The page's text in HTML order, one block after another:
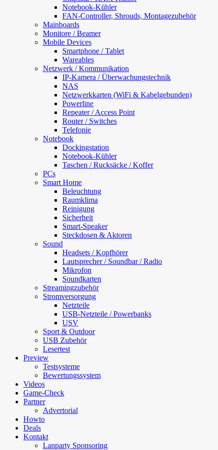
Notebook-Kühler
FAN-Controller, Shrouds, Montagezubehör
Mainboards
Monitore / Beamer
Mobile Devices
Smartphone / Tablet
Wareables
Netzwerk / Kommunikation
IP-Kamera / Überwachungstechnik
NAS
Netzwerkkarten (WiFi & Kabelgebunden)
Powerline
Repeater / Access Point
Router / Switches
Telefonie
Notebook
Dockingstation
Notebook-Kühler
Taschen / Rucksäcke / Koffer
PCs
Smart Home
Beleuchtung
Raumklima
Reinigung
Sicherheit
Smart-Speaker
Steckdosen & Aktoren
Sound
Headsets / Kopfhörer
Lautsprecher / Soundbar / Radio
Mikrofon
Soundkarten
Streamingzubehör
Stromversorgung
Netzteile
USB-Netzteile / Powerbanks
USV
Sport & Outdoor
USB Zubehör
Lesertest
Preview
Testsysteme
Bewertungssystem
Videos
Game-Check
Partner
Advertorial
Howto
Deals
Kontakt
Lanparty Sponsoring